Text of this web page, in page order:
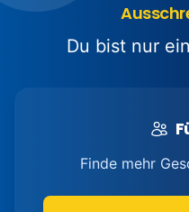
Du bist nur
Finde mehr